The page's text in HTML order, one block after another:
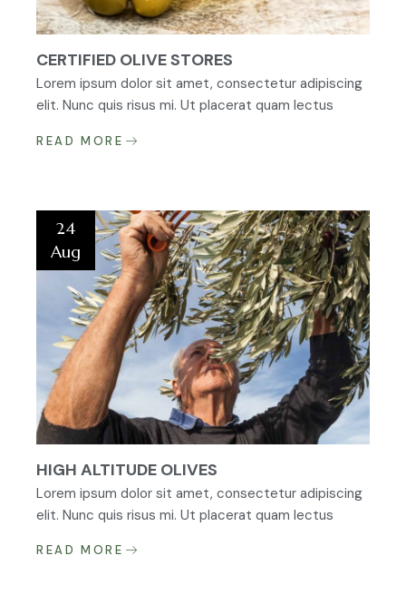
CERTIFIED OLIVE STORES
Lorem ipsum dolor sit amet, consectetur adipiscing
elit. Nunc quis risus mi. Ut placerat quam lectus
READ MORE
24
Aug
HIGH ALTITUDE OLIVES
Lorem ipsum dolor sit amet, consectetur adipiscing
elit. Nunc quis risus mi. Ut placerat quam lectus
READ MORE